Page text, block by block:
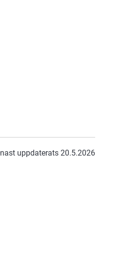
uppdaterats 20.5.2026